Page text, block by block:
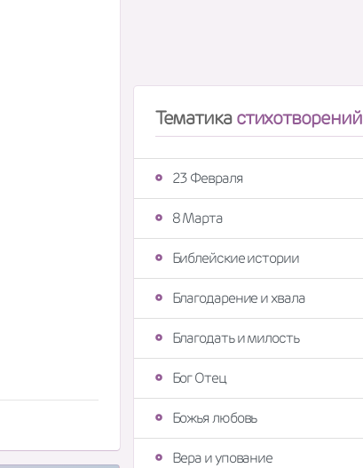
Тематикастихотворений
23 Февраля
8 Марта
Библейские истории
Благодарение и хвала
Благодать и милость
Бог Отец
Божья любовь
Вера и упование